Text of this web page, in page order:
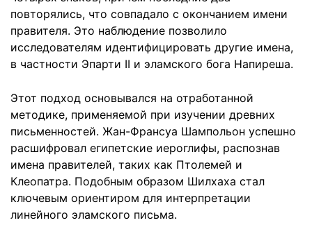
повторялись, что совпадало с окончанием имени
правителя. Это наблюдение позволило
исследователям идентифицировать другие имена,
в частности Эпарти II и эламского бога Напиреша.
Этот подход основывался на отработанной
методике, применяемой при изучении древних
письменностей. Жан-Франсуа Шампольон успешно
расшифровал египетские иероглифы, распознав
имена правителей, таких как Птолемей и
Клеопатра. Подобным образом Шилхаха стал
ключевым ориентиром для интерпретации
линейного эламского письма.